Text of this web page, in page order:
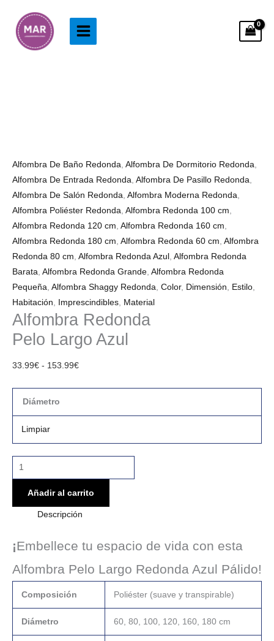
contenido
Alfombra De Baño Redonda, Alfombra De Dormitorio Redonda,
Alfombra De Entrada Redonda, Alfombra De Pasillo Redonda,
Alfombra De Salón Redonda, Alfombra Moderna Redonda,
Alfombra Poliéster Redonda, Alfombra Redonda 100 cm,
Alfombra Redonda 120 cm, Alfombra Redonda 160 cm,
Alfombra Redonda 180 cm, Alfombra Redonda 60 cm, Alfombra
Redonda 80 cm, Alfombra Redonda Azul , Alfombra Redonda
Barata, Alfombra Redonda Grande, Alfombra Redonda
Pequeña, Alfombra Shaggy Redonda, Color, Dimensión, Estilo,
Habitación, Imprescindibles, Material
Alfombra Redonda
Pelo Largo Azul
33.99€ - 153.99€
33.99€
hasta
153.99€
Diámetro
Limpiar
Azul
cantidad
Añadir al carrito
Descripción
¡Embellece tu espacio de vida con esta
Alfombra Pelo Largo Redonda Azul Pálido!
Composición Poliéster (suave y transpirable)
Diámetro 60, 80, 100, 120, 160, 180 cm